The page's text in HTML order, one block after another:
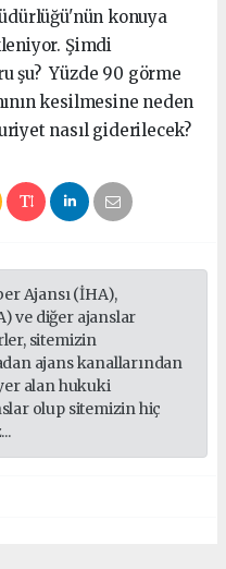
konuya
Şimdi
şu? Yüzde 90 görme
kesilmesine neden
nasıl giderilecek?
Ajansı (İHA),
ve diğer ajanslar
sitemizin
ajans kanallarından
alan hukuki
olup sitemizin hiç